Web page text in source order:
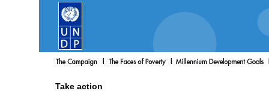
Take action